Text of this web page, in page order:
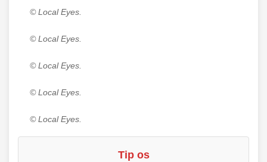
© Local Eyes.
© Local Eyes.
© Local Eyes.
© Local Eyes.
© Local Eyes.
Tip os